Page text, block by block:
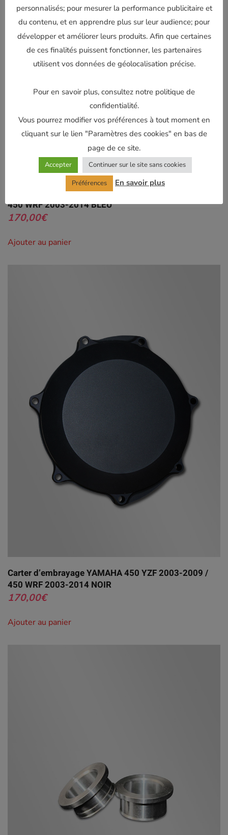
Carter d’embrayage YAMAHA 450 YZF 2003-2009 /
450 WRF 2003-2014 BLEU
170,00€
Ajouter au panier
Carter d’embrayage YAMAHA 450 YZF 2003-2009 /
450 WRF 2003-2014 NOIR
170,00€
Ajouter au panier
personnalisés; pour mesurer la performance publicitaire et
du contenu, et en apprendre plus sur leur audience; pour
développer et améliorer leurs produits. Afin que certaines
de ces finalités puissent fonctionner, les partenaires
utilisent vos données de géolocalisation précise.
Pour en savoir plus, consultez notre politique de
confidentialité.
Vous pourrez modifier vos préférences à tout moment en
cliquant sur le lien "Paramètres des cookies" en bas de
page de ce site.
Accepter
Continuer sur le site sans cookies
Préférences
En savoir plus